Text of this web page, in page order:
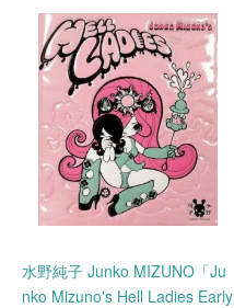
水野純子 Junko MIZUNO「Ju
nko Mizuno's Hell Ladies Early